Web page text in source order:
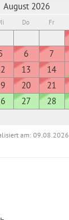
August 2026
Do Fr
6 7
13 14
20 21
27 28
am: 09.08.2026